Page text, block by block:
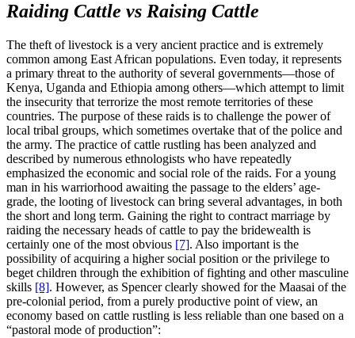
Raiding Cattle vs Raising Cattle
The theft of livestock is a very ancient practice and is extremely
common among East African populations. Even today, it represents
a primary threat to the authority of several governments—those of
Kenya, Uganda and Ethiopia among others—which attempt to limit
the insecurity that terrorize the most remote territories of these
countries. The purpose of these raids is to challenge the power of
local tribal groups, which sometimes overtake that of the police and
the army. The practice of cattle rustling has been analyzed and
described by numerous ethnologists who have repeatedly
emphasized the economic and social role of the raids. For a young
man in his warriorhood awaiting the passage to the elders’ age-
grade, the looting of livestock can bring several advantages, in both
the short and long term. Gaining the right to contract marriage by
raiding the necessary heads of cattle to pay the bridewealth is
certainly one of the most obvious [7]. Also important is the
possibility of acquiring a higher social position or the privilege to
beget children through the exhibition of fighting and other masculine
skills [8]. However, as Spencer clearly showed for the Maasai of the
pre-colonial period, from a purely productive point of view, an
economy based on cattle rustling is less reliable than one based on a
“pastoral mode of production”: